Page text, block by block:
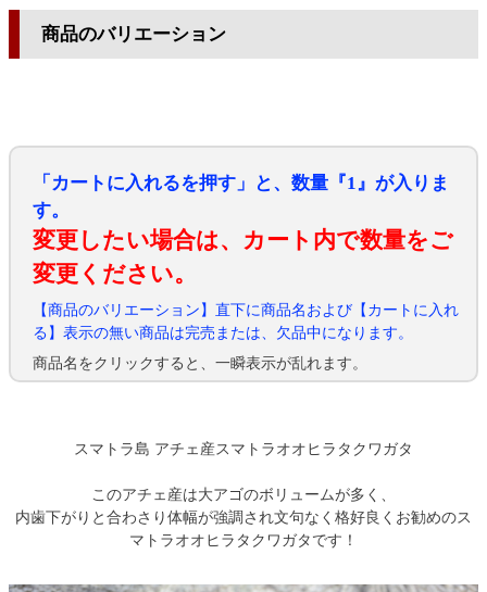
商品のバリエーション
「カートに入れるを押す」と、数量『1』が入りま
す。
変更したい場合は、カート内で数量をご
変更ください。
【商品のバリエーション】直下に商品名および【カートに入れ
る】表示の無い商品は完売または、欠品中になります。
商品名をクリックすると、一瞬表示が乱れます。
スマトラ島 アチェ産スマトラオオヒラタクワガタ
このアチェ産は大アゴのボリュームが多く、
内歯下がりと合わさり体幅が強調され文句なく格好良くお勧めのス
マトラオオヒラタクワガタです！